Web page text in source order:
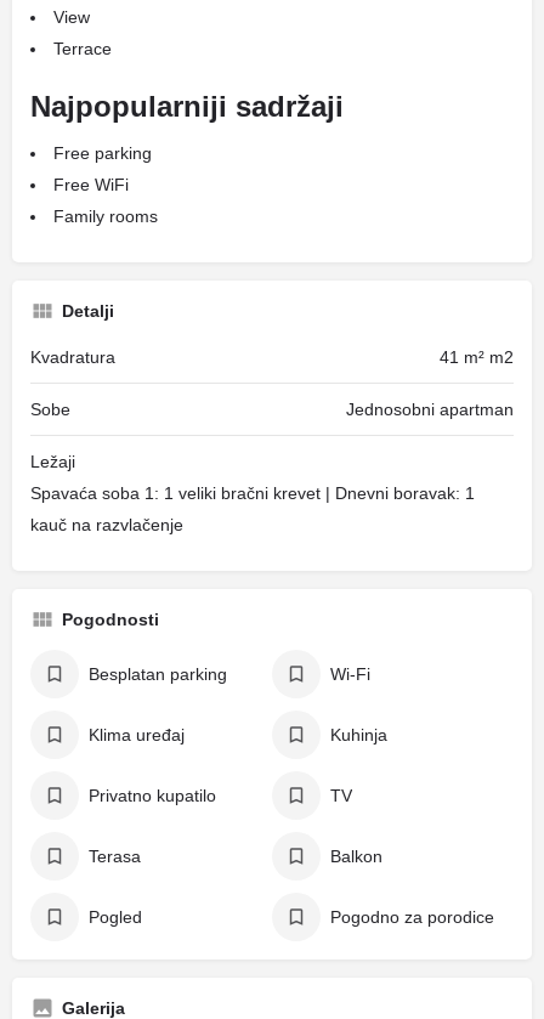
View
Terrace
Najpopularniji sadržaji
Free parking
Free WiFi
Family rooms
Detalji
Kvadratura 41 m² m2
Sobe Jednosobni apartman
Ležaji
Spavaća soba 1: 1 veliki bračni krevet | Dnevni boravak: 1
kauč na razvlačenje
Pogodnosti
Besplatan parking Wi-Fi
Klima uređaj Kuhinja
Privatno kupatilo TV
Terasa Balkon
Pogled Pogodno za porodice
Galerija